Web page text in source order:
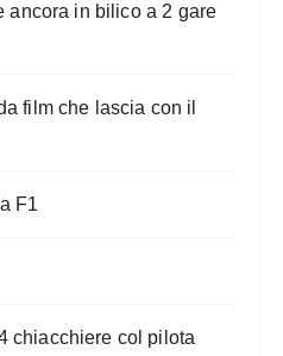
ancora in bilico a 2 gare
film che lascia con il
F1
chiacchiere col pilota